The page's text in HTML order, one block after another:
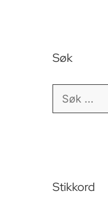
Søk
Søk
Stikkord